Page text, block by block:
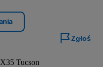
Zgłoś
Tucson